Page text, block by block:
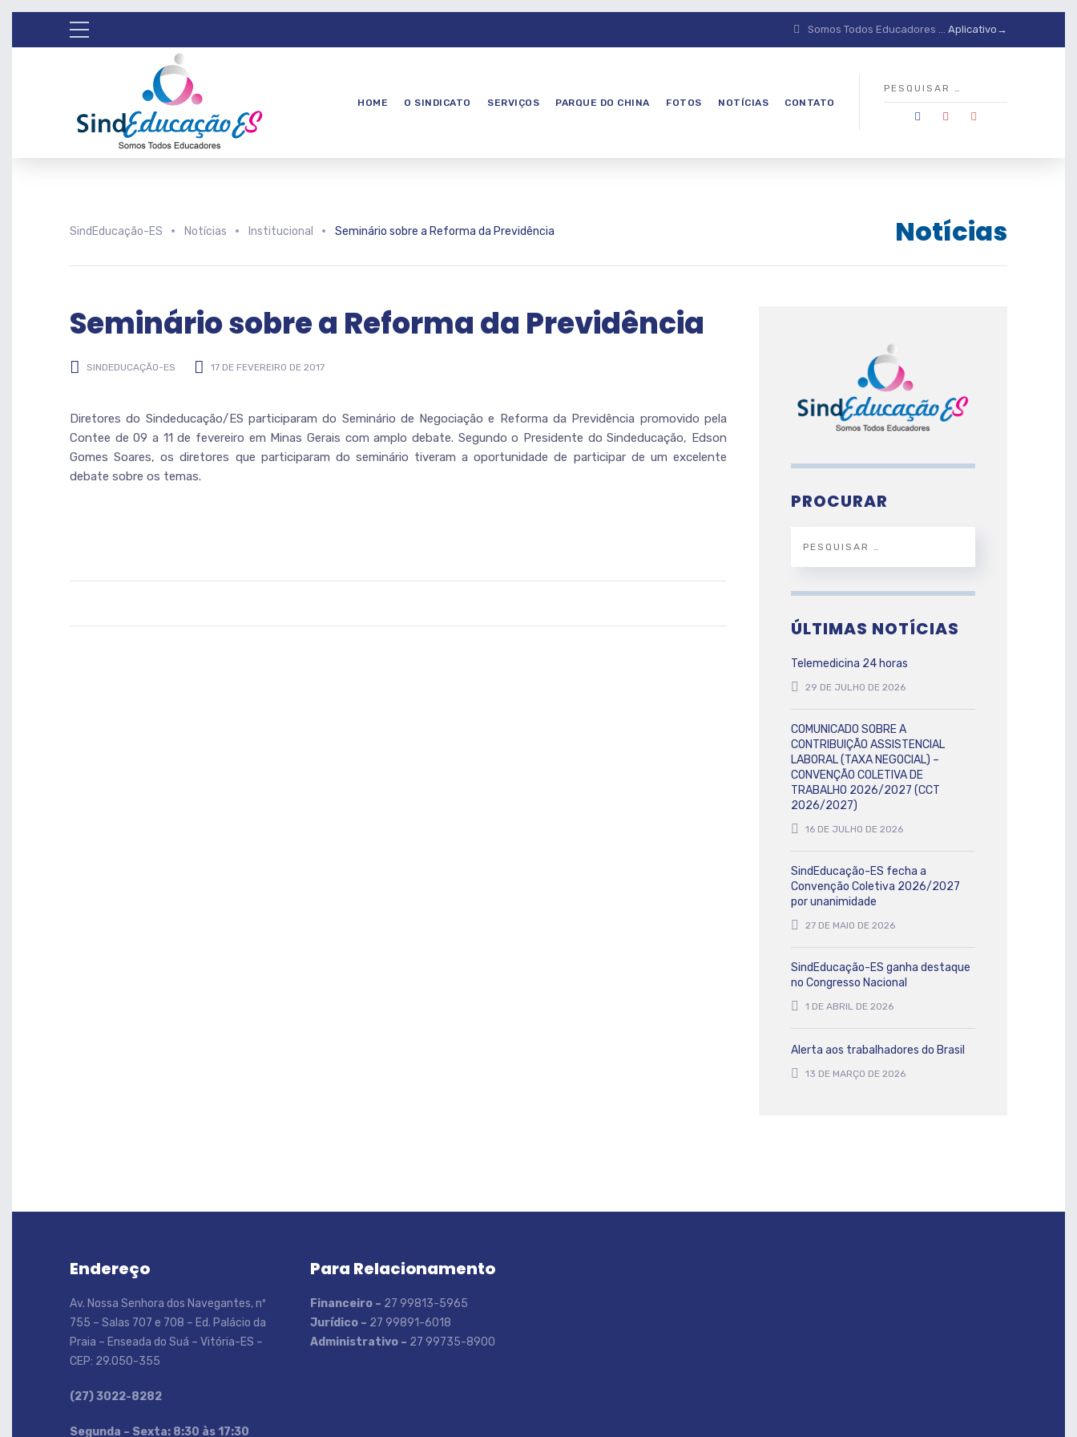
Somos Todos Educadores ... Aplicativo→
HOME O SINDICATO SERVIÇOS PARQUE DO CHINA FOTOS NOTÍCIAS CONTATO
Notícias
SindEducação-ES Notícias Institucional Seminário sobre a Reforma da Previdência
Seminário sobre a Reforma da Previdência
SINDEDUCAÇÃO-ES 17 DE FEVEREIRO DE 2017
Diretores do Sindeducação/ES participaram do Seminário de Negociação e Reforma da Previdência promovido pela
Contee de 09 a 11 de fevereiro em Minas Gerais com amplo debate. Segundo o Presidente do Sindeducação, Edson
Gomes Soares, os diretores que participaram do seminário tiveram a oportunidade de participar de um excelente
debate sobre os temas.
PROCURAR
ÚLTIMAS NOTÍCIAS
Telemedicina 24 horas
29 DE JULHO DE 2026
COMUNICADO SOBRE A
CONTRIBUIÇÃO ASSISTENCIAL
LABORAL (TAXA NEGOCIAL) –
CONVENÇÃO COLETIVA DE
TRABALHO 2026/2027 (CCT
2026/2027)
16 DE JULHO DE 2026
SindEducação-ES fecha a
Convenção Coletiva 2026/2027
por unanimidade
27 DE MAIO DE 2026
SindEducação-ES ganha destaque
no Congresso Nacional
1 DE ABRIL DE 2026
Alerta aos trabalhadores do Brasil
13 DE MARÇO DE 2026
Endereço
Av. Nossa Senhora dos Navegantes, nº
755 – Salas 707 e 708 – Ed. Palácio da
Praia – Enseada do Suá – Vitória-ES –
CEP: 29.050-355
(27) 3022-8282
Segunda – Sexta: 8:30 às 17:30
Para Relacionamento
Financeiro – 27 99813-5965
Jurídico – 27 99891-6018
Administrativo – 27 99735-8900